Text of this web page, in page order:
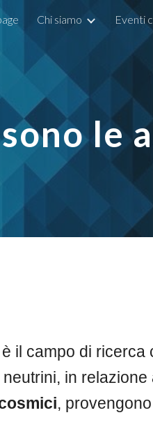
Skip to main content
Chi siamo Eventi
le
è il campo di ricerca
in
,